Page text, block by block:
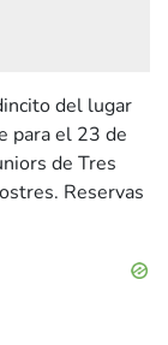
del lugar
para el 23 de
de Tres
Reservas